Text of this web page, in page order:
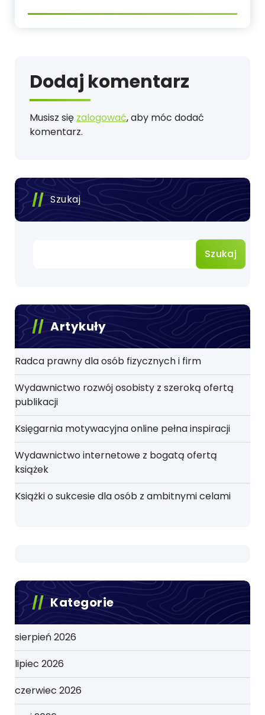
Dodaj komentarz
Musisz się zalogować, aby móc dodać
komentarz.
Szukaj
Szukaj
Artykuły
Radca prawny dla osób fizycznych i firm
Wydawnictwo rozwój osobisty z szeroką ofertą
publikacji
Księgarnia motywacyjna online pełna inspiracji
Wydawnictwo internetowe z bogatą ofertą
książek
Książki o sukcesie dla osób z ambitnymi celami
Kategorie
sierpień 2026
lipiec 2026
czerwiec 2026